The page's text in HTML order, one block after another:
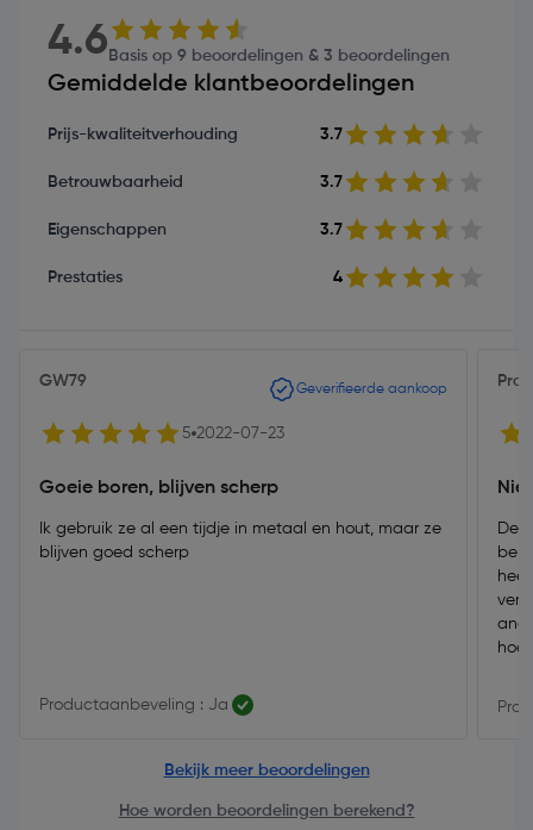
4.6 Basis op 9 beoordelingen & 3 beoordelingen
Gemiddelde klantbeoordelingen
Prijs-kwaliteitverhouding 3.7
Betrouwbaarheid 3.7
Eigenschappen 3.7
Prestaties 4
GW79 Geverifieerde aankoop
5 2022-07-23
Goeie boren, blijven scherp
Ik gebruik ze al een tijdje in metaal en hout, maar ze
blijven goed scherp
Productaanbeveling : Ja
De
hoe
Bekijk meer beoordelingen
Hoe worden beoordelingen berekend?